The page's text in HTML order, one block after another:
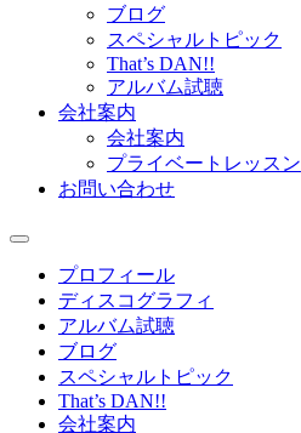
ブログ
スペシャルトピック
That’s DAN!!
アルバム試聴
会社案内
会社案内
プライベートレッスン
お問い合わせ
プロフィール
ディスコグラフィ
アルバム試聴
ブログ
スペシャルトピック
That’s DAN!!
会社案内